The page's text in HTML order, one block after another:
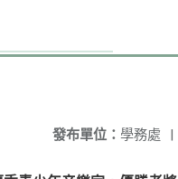
發布單位： 學務處 |